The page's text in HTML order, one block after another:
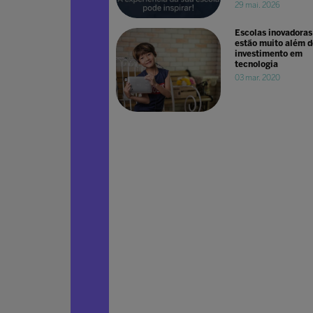
29 mai. 2026
Escolas inovadoras
estão muito além
investimento em
tecnologia
03 mar. 2020